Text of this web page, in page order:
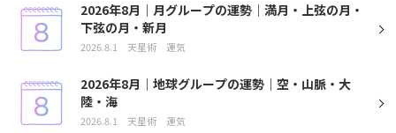
2026年8月｜月グループの運勢｜満月・上弦の月・
下弦の月・新月
2026.8.1 天星術 運気
2026年8月｜地球グループの運勢｜空・山脈・大
陸・海
2026.8.1 天星術 運気